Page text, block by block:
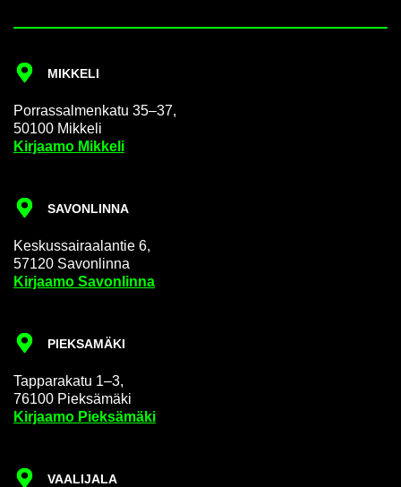
MIK­KE­LI
Por­ras­sal­men­ka­tu 35–37,
50100 Mik­ke­li
Kir­jaa­mo Mik­ke­li
SA­VON­LIN­NA
Kes­kus­sai­raa­lan­tie 6,
57120 Sa­von­lin­na
Kir­jaa­mo Sa­von­lin­na
PIEK­SA­MÄ­KI
Tap­pa­ra­ka­tu 1–3,
76100 Piek­sä­mä­ki
Kir­jaa­mo Piek­sä­mä­ki
VAA­LI­JA­LA